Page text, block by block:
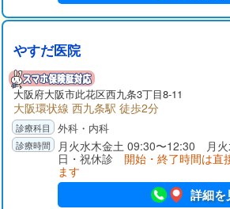
やすだ医院
大阪府大阪市此花区西九条3丁目8-11
大阪環状線 西九条駅 徒歩2分
外科・内科
月火水木金土 09:30〜12:30 月
日・祝休診 開始・終了時間は直
ます
詳細を